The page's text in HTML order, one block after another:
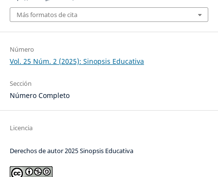
Más formatos de cita
Número
Vol. 25 Núm. 2 (2025): Sinopsis Educativa
Sección
Número Completo
Licencia
Derechos de autor 2025 Sinopsis Educativa